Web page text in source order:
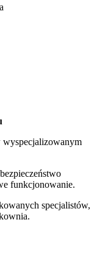
funkcjonowanie.
specjalistów,